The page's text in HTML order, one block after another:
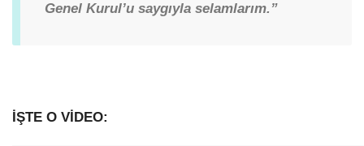
Genel Kurul’u saygıyla selamlarım.”
İŞTE O VİDEO: